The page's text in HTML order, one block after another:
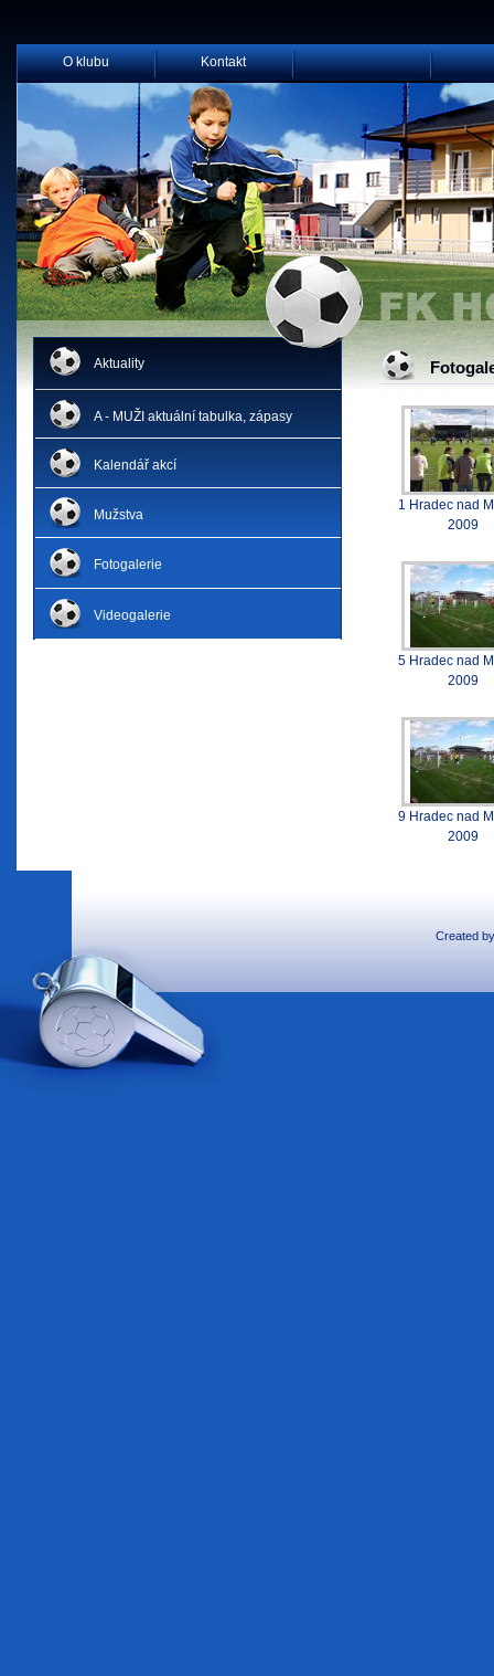
O klubu Kontakt
Aktuality
A - MUŽI aktuální tabulka, zápasy
Kalendář akcí
Mužstva
Fotogalerie
Videogalerie
1 Hradec nad
2009
5 Hradec nad
2009
9 Hradec nad
2009
Created